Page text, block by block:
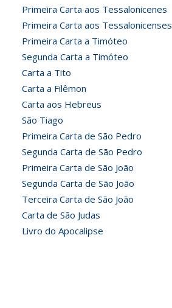
Primeira Carta aos Tessalonicenes
Primeira Carta aos Tessalonicenses
Primeira Carta a Timóteo
Segunda Carta a Timóteo
Carta a Tito
Carta a Filêmon
Carta aos Hebreus
São Tiago
Primeira Carta de São Pedro
Segunda Carta de São Pedro
Primeira Carta de São João
Segunda Carta de São João
Terceira Carta de São João
Carta de São Judas
Livro do Apocalipse